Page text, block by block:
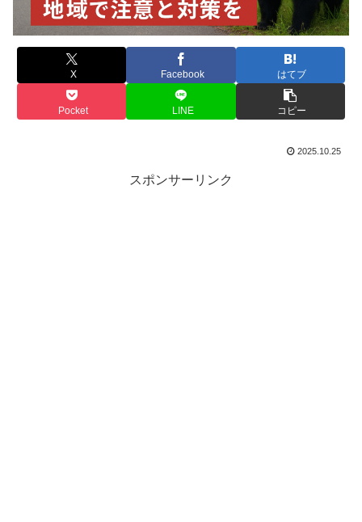
X Facebook はてブ
Pocket LINE コピー
2025.10.25
スポンサーリンク